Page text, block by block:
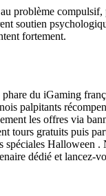
problème
soutien
fortement.
du iGaming
palpitants
les offres via
tours gratuits puis
Halloween
dédié et lancez-